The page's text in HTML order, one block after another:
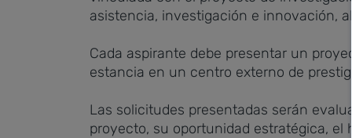
asistencia, investigación e innovación,
Cada aspirante debe presentar un
estancia en un centro externo de
Las solicitudes presentadas serán
proyecto, su oportunidad estratégica,